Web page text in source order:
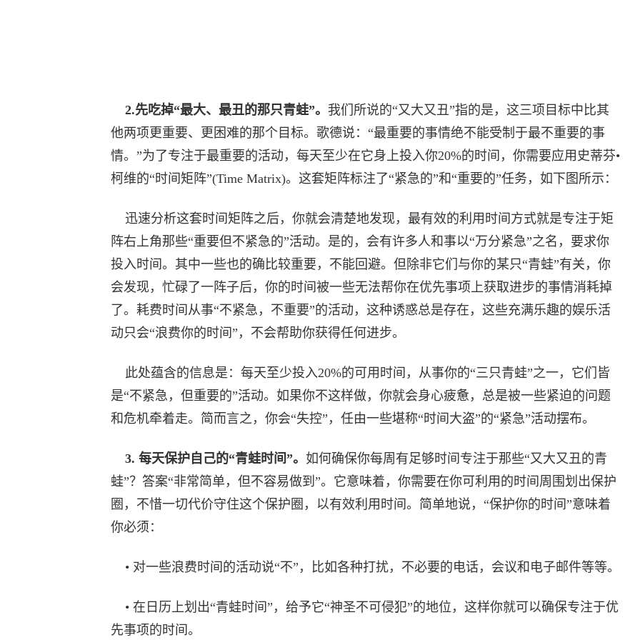
2.先吃掉“最大、最丑的那只青蛙”。 我们所说的“又大又丑”指的是，这三项目标中比其
他两项更重要、更困难的那个目标。歌德说：“最重要的事情绝不能受制于最不重要的事
情。”为了专注于最重要的活动，每天至少在它身上投入你20%的时间，你需要应用史蒂芬•
柯维的“时间矩阵”(Time Matrix)。这套矩阵标注了“紧急的”和“重要的”任务，如下图所示：
迅速分析这套时间矩阵之后，你就会清楚地发现，最有效的利用时间方式就是专注于矩
阵右上角那些“重要但不紧急的”活动。是的，会有许多人和事以“万分紧急”之名，要求你
投入时间。其中一些也的确比较重要，不能回避。但除非它们与你的某只“青蛙”有关，你
会发现，忙碌了一阵子后，你的时间被一些无法帮你在优先事项上获取进步的事情消耗掉
了。耗费时间从事“不紧急，不重要”的活动，这种诱惑总是存在，这些充满乐趣的娱乐活
动只会“浪费你的时间”，不会帮助你获得任何进步。
此处蕴含的信息是：每天至少投入20%的可用时间，从事你的“三只青蛙”之一，它们皆
是“不紧急，但重要的”活动。如果你不这样做，你就会身心疲惫，总是被一些紧迫的问题
和危机牵着走。简而言之，你会“失控”，任由一些堪称“时间大盗”的“紧急”活动摆布。
3. 每天保护自己的“青蛙时间”。 如何确保你每周有足够时间专注于那些“又大又丑的青
蛙”？答案“非常简单，但不容易做到”。它意味着，你需要在你可利用的时间周围划出保护
圈，不惜一切代价守住这个保护圈，以有效利用时间。简单地说，“保护你的时间”意味着
你必须：
• 对一些浪费时间的活动说“不”，比如各种打扰，不必要的电话，会议和电子邮件等等。
• 在日历上划出“青蛙时间”，给予它“神圣不可侵犯”的地位，这样你就可以确保专注于优
先事项的时间。